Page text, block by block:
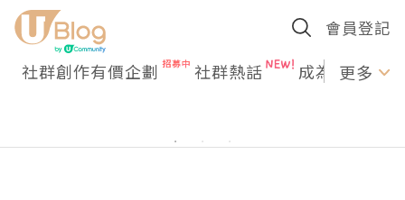
會員登記
社群創作有價企劃 社群熱話 成為U更多